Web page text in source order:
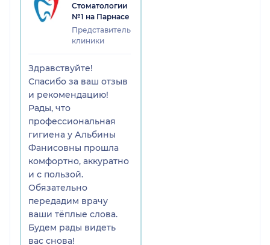
Стоматологии
№1 на Парнасе
Представитель
клиники
Здравствуйте!
Спасибо за ваш отзыв
и рекомендацию!
Рады, что
профессиональная
гигиена у Альбины
Фанисовны прошла
комфортно, аккуратно
и с пользой.
Обязательно
передадим врачу
ваши тёплые слова.
Будем рады видеть
вас снова!